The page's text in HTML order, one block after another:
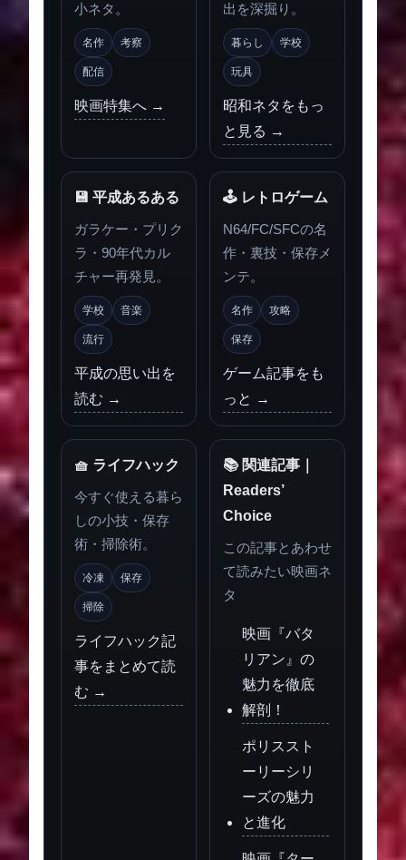
小ネタ。
名作 考察
配信
映画特集へ →
出を深掘り。
暮らし 学校
玩具
昭和ネタをもっ
と見る →
💾 平成あるある
ガラケー・プリク
ラ・90年代カル
チャー再発見。
学校 音楽
流行
平成の思い出を
読む →
🕹 レトロゲーム
N64/FC/SFCの名
作・裏技・保存メ
ンテ。
名作 攻略
保存
ゲーム記事をも
っと →
🧺 ライフハック
今すぐ使える暮ら
しの小技・保存
術・掃除術。
冷凍 保存
掃除
ライフハック記
事をまとめて読
む →
📚 関連記事｜
Readers’
Choice
この記事とあわせ
て読みたい映画ネ
タ
映画『バタ
リアン』の
魅力を徹底
解剖！
ポリススト
ーリーシリ
ーズの魅力
と進化